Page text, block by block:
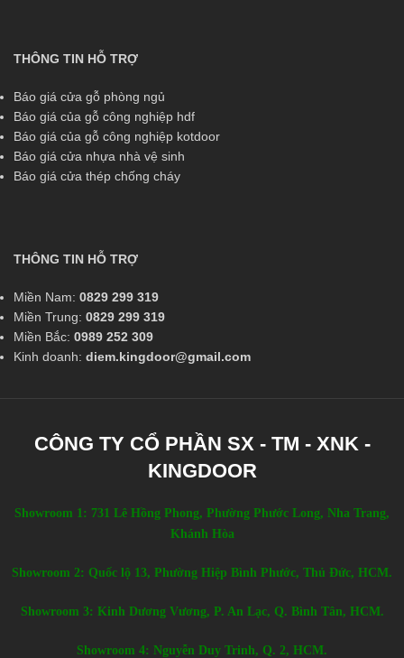
THÔNG TIN HỖ TRỢ
Báo giá cửa gỗ phòng ngủ
Báo giá của gỗ công nghiệp hdf
Báo giá của gỗ công nghiệp kotdoor
Báo giá cửa nhựa nhà vệ sinh
Báo giá cửa thép chống cháy
THÔNG TIN HỖ TRỢ
Miền Nam: 0829 299 319
Miền Trung: 0829 299 319
Miền Bắc: 0989 252 309
Kinh doanh: diem.kingdoor@gmail.com
CÔNG TY CỔ PHẦN SX - TM - XNK -
KINGDOOR
Showroom 1: 731 Lê Hồng Phong, Phường Phước Long, Nha Trang,
Khánh Hòa
Showroom 2: Quốc lộ 13, Phường Hiệp Bình Phước, Thủ Đức, HCM.
Showroom 3: Kinh Dương Vương, P. An Lạc, Q. Bình Tân, HCM.
Showroom 4: Nguyễn Duy Trinh, Q. 2, HCM.